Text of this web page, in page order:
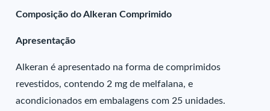
Composição do Alkeran Comprimido
Apresentação
Alkeran é apresentado na forma de comprimidos
revestidos, contendo 2 mg de melfalana, e
acondicionados em embalagens com 25 unidades.